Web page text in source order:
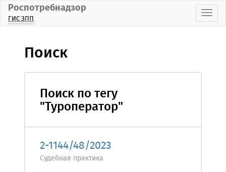
Роспотребнадзор
ГИС ЗПП
Поиск
Поиск по тегу
"Туроператор"
2-1144/48/2023
Судебная практика